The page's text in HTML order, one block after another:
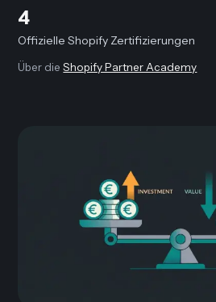
4
Offizielle Shopify Zertifizierungen
Über dieShopify Partner Academy